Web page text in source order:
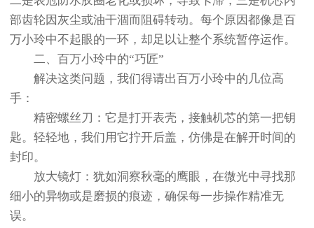
部齿轮因灰尘或油干涸而阻碍转动。每个原因都像是百
万小玲中不起眼的一环，却足以让整个系统暂停运作。
二、百万小玲中的“巧匠”
解决这类问题，我们得请出百万小玲中的几位高
手：
精密螺丝刀：它是打开表壳，接触机芯的第一把钥
匙。轻轻地，我们用它拧开后盖，仿佛是在解开时间的
封印。
放大镜灯：犹如洞察秋毫的鹰眼，在微光中寻找那
细小的异物或是磨损的痕迹，确保每一步操作精准无
误。